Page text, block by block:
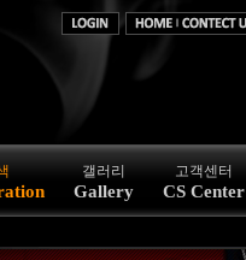
갤러리
Gallery
고객센터
CS Center